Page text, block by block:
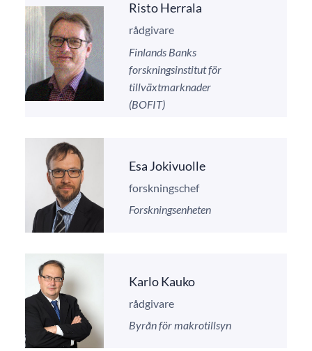
Risto Herrala
rådgivare
Finlands Banks
forskningsinstitut för
tillväxtmarknader
(BOFIT)
Esa Jokivuolle
forskningschef
Forskningsenheten
Karlo Kauko
rådgivare
Byrån för makrotillsyn